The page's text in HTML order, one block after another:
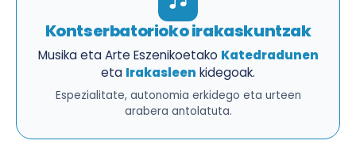
Kontserbatorioko irakaskuntzak
Musika eta Arte Eszenikoetako Katedradunen
eta Irakasleen kidegoak.
Espezialitate, autonomia erkidego eta urteen
arabera antolatuta.